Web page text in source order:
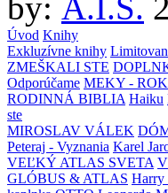
Úvod Knihy
Exkluzívne knihy
ZMEŠKALI STE
Odporúčame MEKY -
RODINNÁ BIBLIA Haiku
ste
MIROSLAV VÁLEK
Peteraj - Vyznania Karel
VEĽKÝ ATLAS SVETA
GLÓBUS & ATLAS Harry